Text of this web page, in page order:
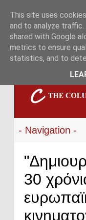
30
This site uses
and to analyze traffic.
shared with Google
metrics to ensure
statistics, and to